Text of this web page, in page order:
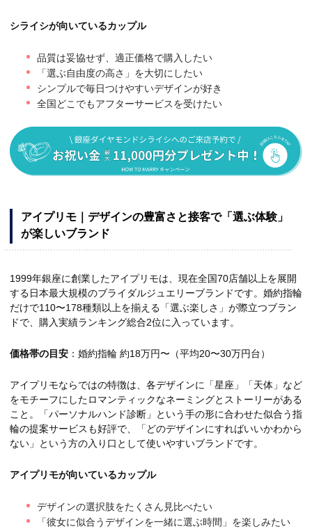
シライシが向いているカップル
品質は妥協せず、適正価格で購入したい
「選ぶ自由度の高さ」を大切にしたい
シンプルで毎日つけやすいデザインが好き
全国どこでもアフターサービスを受けたい
アイプリモ｜デザインの豊富さと接客で「選ぶ体験」
が楽しいブランド
1999年銀座に創業したアイプリモは、現在全国70店舗以上を展開
する日本最大規模のブライダルジュエリーブランドです。婚約指輪
だけで110〜178種類以上を揃える「選ぶ楽しさ」が際立つブラン
ドで、購入実績ランキング総合2位に入っています。
価格帯の目安 ：婚約指輪 約18万円〜（平均20〜30万円台）
アイプリモならではの特徴は、各デザインに「星座」「天体」など
をモチーフにしたロマンティックなネーミングとストーリーがある
こと。「パーソナルハンド診断」という手の形に合わせた似合う指
輪の提案サービスも好評で、「どのデザインにすればいいかわから
ない」という方の入り口として使いやすいブランドです。
アイプリモが向いているカップル
デザインの選択肢をたくさん見比べたい
「彼女に似合うデザインを一緒に選ぶ時間」を楽しみたい